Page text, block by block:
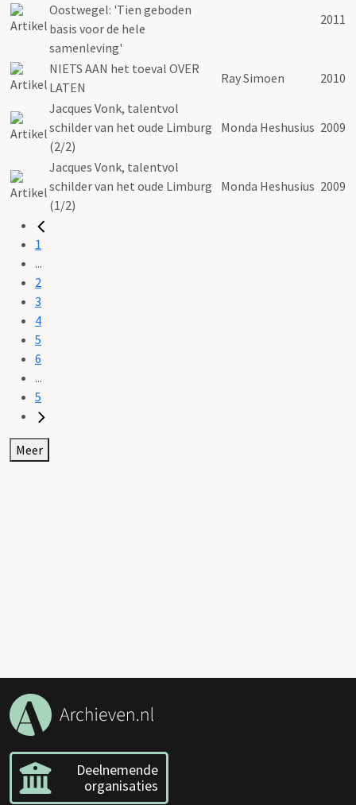
Oostwegel: 'Tien geboden
basis voor de hele
samenleving'
2011
NIETS AAN het toeval OVER
LATEN
Ray Simoen
2010
Jacques Vonk, talentvol
schilder van het oude Limburg
(2/2)
Monda Heshusius 2009
Jacques Vonk, talentvol
schilder van het oude Limburg
(1/2)
Monda Heshusius 2009
1
...
2
3
4
5
6
...
5
Meer
Deelnemende
organisaties